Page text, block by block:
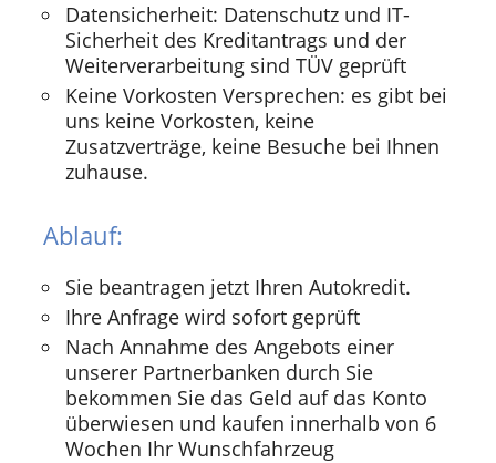
Datensicherheit: Datenschutz und IT-
Sicherheit des Kreditantrags und der
Weiterverarbeitung sind TÜV geprüft
Keine Vorkosten Versprechen: es gibt bei
uns keine Vorkosten, keine
Zusatzverträge, keine Besuche bei Ihnen
zuhause.
Ablauf:
Sie beantragen jetzt Ihren Autokredit.
Ihre Anfrage wird sofort geprüft
Nach Annahme des Angebots einer
unserer Partnerbanken durch Sie
bekommen Sie das Geld auf das Konto
überwiesen und kaufen innerhalb von 6
Wochen Ihr Wunschfahrzeug